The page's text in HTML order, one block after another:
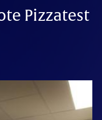
Pizzatest